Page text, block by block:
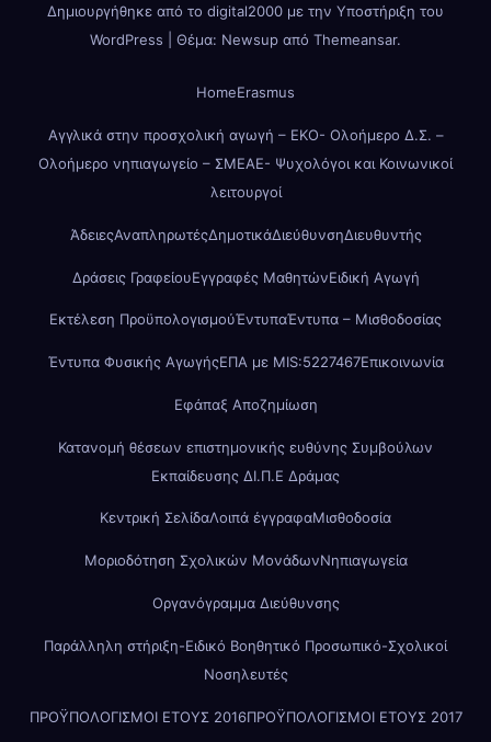
Δημιουργήθηκε από το digital2000 με την Υποστήριξη του
WordPress
Θέμα: Newsup από Themeansar.
HomeErasmus
Αγγλικά στην προσχολική αγωγή – ΕΚΟ- Ολοήμερο Δ.Σ. –
Ολοήμερο νηπιαγωγείο – ΣΜΕΑΕ- Ψυχολόγοι και Κοινωνικοί
λειτουργοί
ΆδειεςΑναπληρωτέςΔημοτικάΔιεύθυνσηΔιευθυντής
Δράσεις ΓραφείουΕγγραφές ΜαθητώνΕιδική Αγωγή
Εκτέλεση ΠροϋπολογισμούΈντυπαΈντυπα – Μισθοδοσίας
Έντυπα Φυσικής ΑγωγήςΕΠΑ με MIS:5227467Επικοινωνία
Εφάπαξ Αποζημίωση
Κατανομή θέσεων επιστημονικής ευθύνης Συμβούλων
Εκπαίδευσης ΔΙ.Π.Ε Δράμας
Κεντρική ΣελίδαΛοιπά έγγραφαΜισθοδοσία
Μοριοδότηση Σχολικών ΜονάδωνΝηπιαγωγεία
Οργανόγραμμα Διεύθυνσης
Παράλληλη στήριξη-Ειδικό Βοηθητικό Προσωπικό-Σχολικοί
Νοσηλευτές
ΠΡΟΫΠΟΛΟΓΙΣΜΟΙ ΕΤΟΥΣ 2016ΠΡΟΫΠΟΛΟΓΙΣΜΟΙ ΕΤΟΥΣ 2017